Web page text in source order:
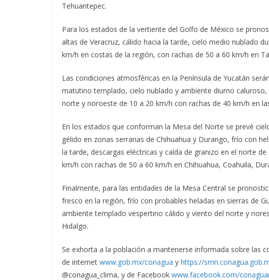
Tehuantepec.
Para los estados de la vertiente del Golfo de México se
altas de Veracruz, cálido hacia la tarde, cielo medio nublado
km/h en costas de la región, con rachas de 50 a 60 km/h en
Las condiciones atmosféricas en la Península de Yucatán
matutino templado, cielo nublado y ambiente diurno
norte y noroeste de 10 a 20 km/h con rachas de 40 km/h en
En los estados que conforman la Mesa del Norte se prevé
gélido en zonas serranas de Chihuahua y Durango, frío con
la tarde, descargas eléctricas y caída de granizo en el norte
km/h con rachas de 50 a 60 km/h en Chihuahua, Coahuila,
Finalmente, para las entidades de la Mesa Central se
fresco en la región, frío con probables heladas en sierras de
ambiente templado vespertino cálido y viento del norte y
Hidalgo.
Se exhorta a la población a mantenerse informada sobre las
de internet www.gob.mx/conagua y https://
@conagua_clima, y de Facebook www.facebook.com/